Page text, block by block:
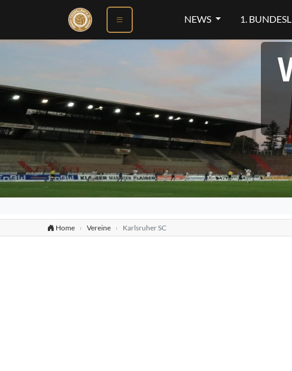
NEWS 1.
Home Vereine Karlsruher SC